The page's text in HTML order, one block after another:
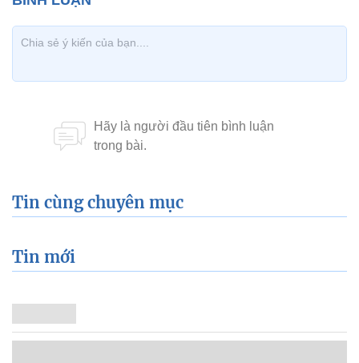
Tin cùng chuyên mục
Tin mới